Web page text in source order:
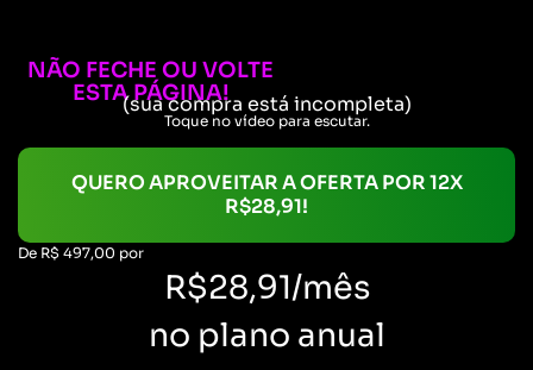
NÃO FECHE OU VOLTE
ESTA PÁGINA!
(sua compra está incompleta)
Toque no vídeo para escutar.
QUERO APROVEITAR A OFERTA POR 12X
R$28,91!
De R$ 497,00 por
R$28,91/mês
no plano anual